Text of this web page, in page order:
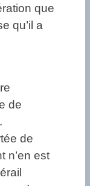
que
qu’il a
de
de
n’en est